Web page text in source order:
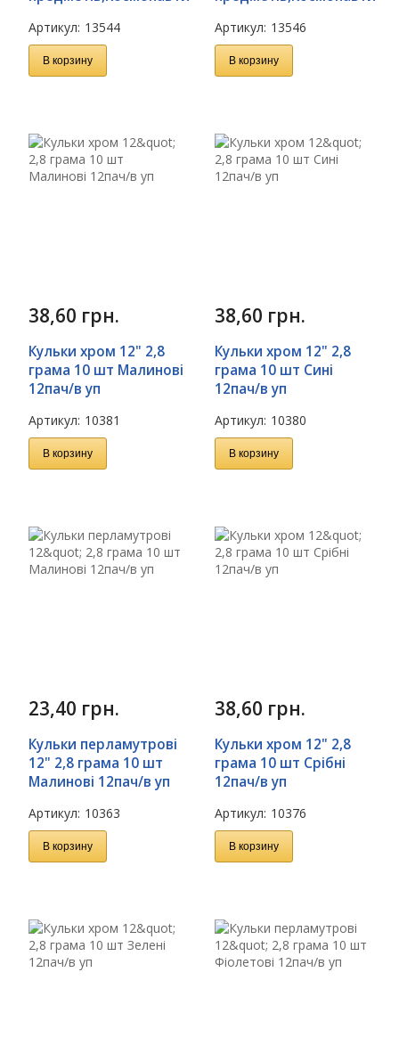
Артикул: 13544
В корзину
Артикул: 13546
В корзину
38,60 грн.
Кульки хром 12" 2,8
грама 10 шт Малинові
12пач/в уп
Артикул: 10381
В корзину
38,60 грн.
Кульки хром 12" 2,8
грама 10 шт Сині
12пач/в уп
Артикул: 10380
В корзину
23,40 грн.
Кульки перламутрові
12" 2,8 грама 10 шт
Малинові 12пач/в уп
Артикул: 10363
В корзину
38,60 грн.
Кульки хром 12" 2,8
грама 10 шт Срібні
12пач/в уп
Артикул: 10376
В корзину